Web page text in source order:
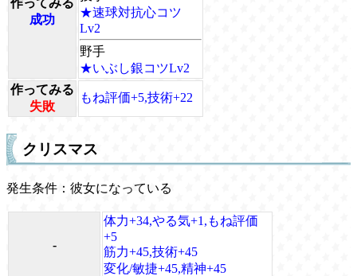
作ってみる
成功
★速球対抗心コツ
Lv2
野手
★いぶし銀コツLv2
作ってみる
失敗
もね評価+5,技術+22
クリスマス
発生条件：彼女になっている
-
体力+34,やる気+1,もね評価
+5
筋力+45,技術+45
変化/敏捷+45,精神+45